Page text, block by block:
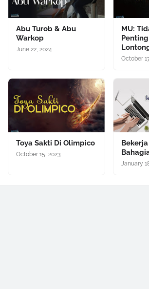
Abu Turob & Abu
Warkop
June 22, 2024
MU:
October
Toya Sakti Di Olimpico
October 15, 2023
January